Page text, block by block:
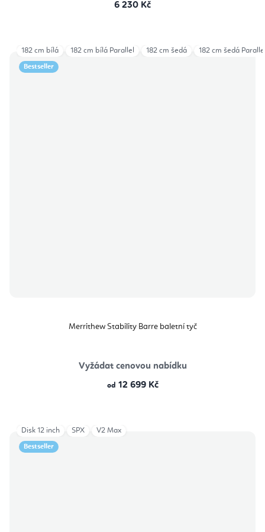
6 230 Kč
Bestseller
Merrithew Stability Barre baletní tyč
Vyžádat cenovou nabídku
od 12 699 Kč
182 cm bílá 182 cm bílá Parallel 182 cm šedá 182 cm šedá
Bestseller
Disk 12 inch SPX V2 Max